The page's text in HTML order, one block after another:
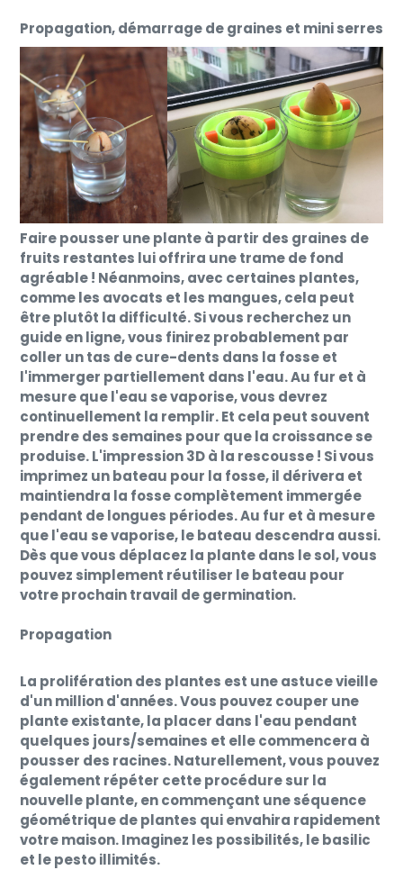
Propagation, démarrage de graines et mini serres
Faire pousser une plante à partir des graines de
fruits restantes lui offrira une trame de fond
agréable ! Néanmoins, avec certaines plantes,
comme les avocats et les mangues, cela peut
être plutôt la difficulté. Si vous recherchez un
guide en ligne, vous finirez probablement par
coller un tas de cure-dents dans la fosse et
l'immerger partiellement dans l'eau. Au fur et à
mesure que l'eau se vaporise, vous devrez
continuellement la remplir. Et cela peut souvent
prendre des semaines pour que la croissance se
produise. L'impression 3D à la rescousse ! Si vous
imprimez un bateau pour la fosse, il dérivera et
maintiendra la fosse complètement immergée
pendant de longues périodes. Au fur et à mesure
que l'eau se vaporise, le bateau descendra aussi.
Dès que vous déplacez la plante dans le sol, vous
pouvez simplement réutiliser le bateau pour
votre prochain travail de germination.
Propagation
La prolifération des plantes est une astuce vieille
d'un million d'années. Vous pouvez couper une
plante existante, la placer dans l'eau pendant
quelques jours/semaines et elle commencera à
pousser des racines. Naturellement, vous pouvez
également répéter cette procédure sur la
nouvelle plante, en commençant une séquence
géométrique de plantes qui envahira rapidement
votre maison. Imaginez les possibilités, le basilic
et le pesto illimités.